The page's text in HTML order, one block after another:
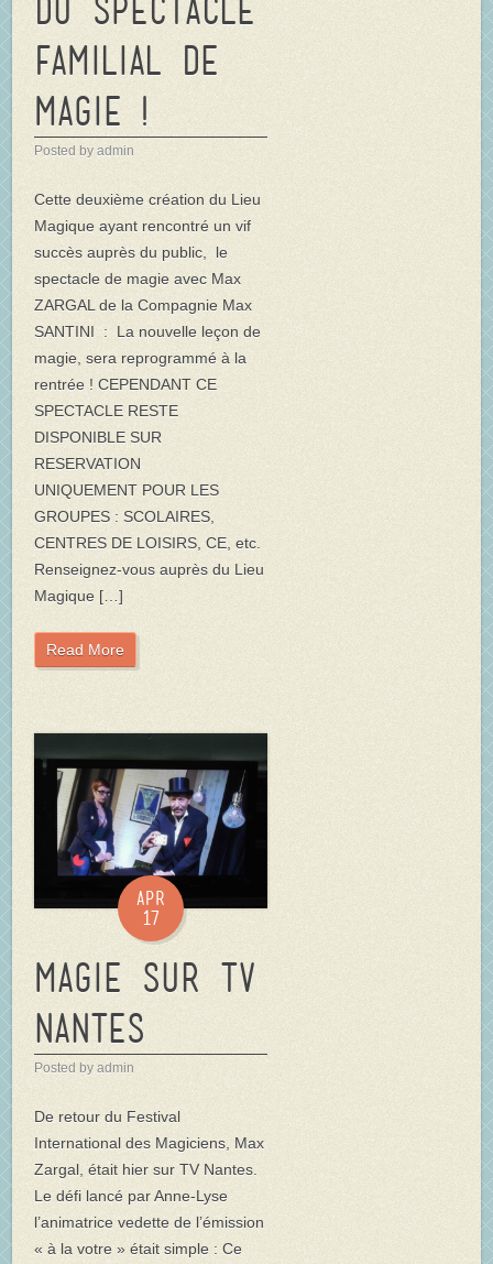
du spectacle
familial de
magie !
Posted by admin
Cette deuxième création du Lieu
Magique ayant rencontré un vif
succès auprès du public, le
spectacle de magie avec Max
ZARGAL de la Compagnie Max
SANTINI : La nouvelle leçon de
magie, sera reprogrammé à la
rentrée ! CEPENDANT CE
SPECTACLE RESTE
DISPONIBLE SUR
RESERVATION
UNIQUEMENT POUR LES
GROUPES : SCOLAIRES,
CENTRES DE LOISIRS, CE, etc.
Renseignez-vous auprès du Lieu
Magique […]
Read More
Apr
17
Magie sur TV
Nantes
Posted by admin
De retour du Festival
International des Magiciens, Max
Zargal, était hier sur TV Nantes.
Le défi lancé par Anne-Lyse
l’animatrice vedette de l’émission
« à la votre » était simple : Ce